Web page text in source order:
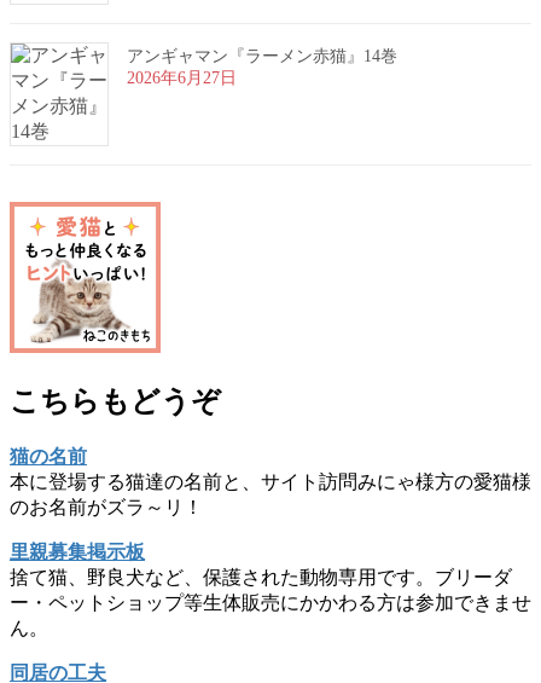
アンギャマン『ラーメン赤猫』14巻
2026年6月27日
こちらもどうぞ
猫の名前
本に登場する猫達の名前と、サイト訪問みにゃ様方の愛猫様
のお名前がズラ～リ！
里親募集掲示板
捨て猫、野良犬など、保護された動物専用です。ブリーダ
ー・ペットショップ等生体販売にかかわる方は参加できませ
ん。
同居の工夫